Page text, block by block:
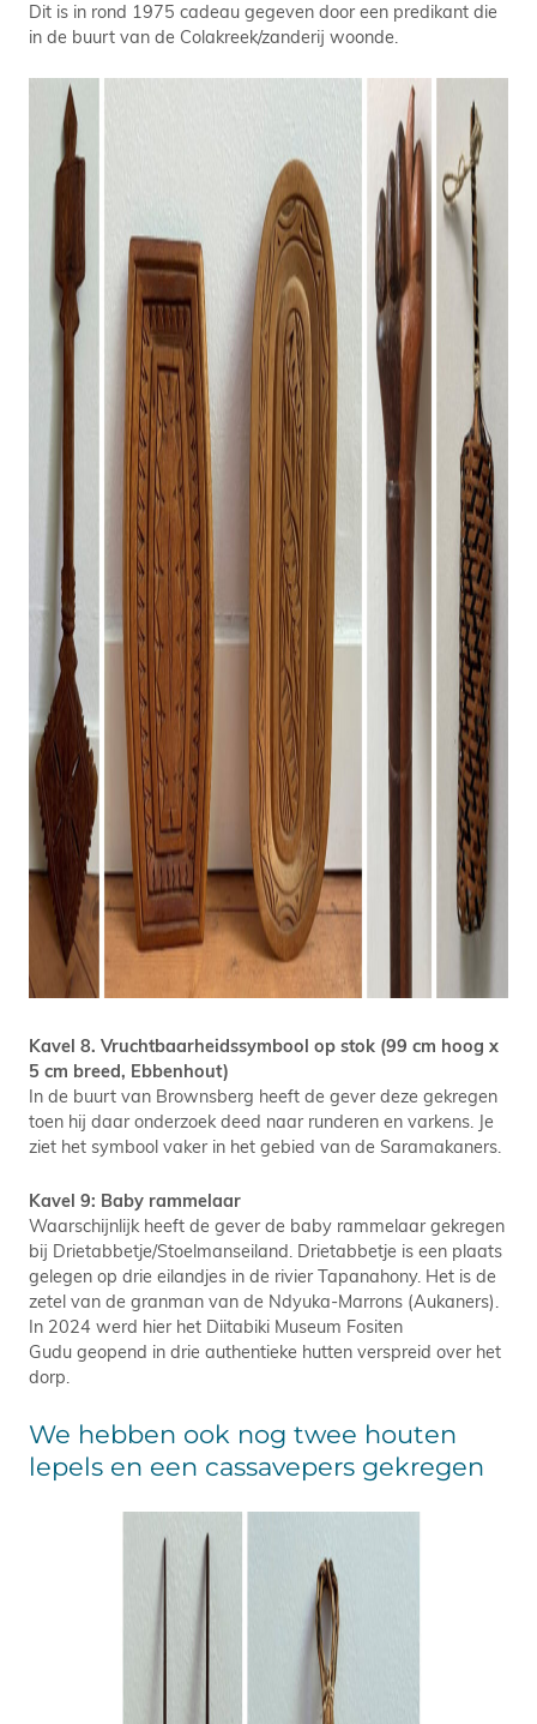
Dit is in rond 1975 cadeau gegeven door een predikant die
in de buurt van de Colakreek/zanderij woonde.
Kavel 8. Vruchtbaarheidssymbool op stok (99 cm hoog x
5 cm breed, Ebbenhout)
In de buurt van Brownsberg heeft de gever deze gekregen
toen hij daar onderzoek deed naar runderen en varkens. Je
ziet het symbool vaker in het gebied van de Saramakaners.
Kavel 9: Baby rammelaar
Waarschijnlijk heeft de gever de baby rammelaar gekregen
bij Drietabbetje/Stoelmanseiland. Drietabbetje is een plaats
gelegen op drie eilandjes in de rivier Tapanahony. Het is de
zetel van de granman van de Ndyuka-Marrons (Aukaners).
In 2024 werd hier het Diitabiki Museum Fositen
Gudu geopend in drie authentieke hutten verspreid over het
dorp.
We hebben ook nog twee houten
lepels en een cassavepers gekregen